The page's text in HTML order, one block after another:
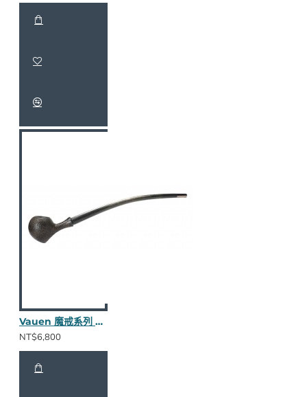
Vauen 魔戒系列 Gilg S 長斗
NT$6,800